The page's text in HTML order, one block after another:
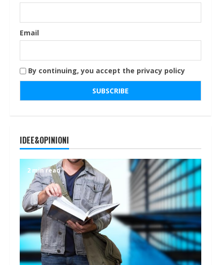
Email
By continuing, you accept the privacy policy
IDEE&OPINIONI
2 min read